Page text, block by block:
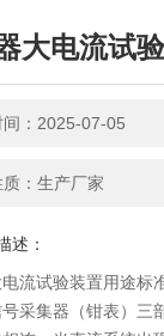
大电流试
间：2025-07-05
：生产厂家
述：
流试验装置用途标
采集器（钳表）三